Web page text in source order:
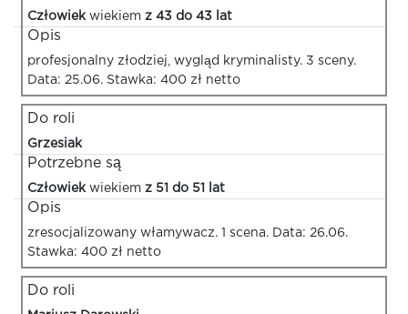
Człowiekwiekiem z 43 do 43 lat
Opis
profesjonalny złodziej, wygląd kryminalisty. 3 sceny.
Data: 25.06. Stawka: 400 zł netto
Do roli
Grzesiak
Potrzebne są
Człowiekwiekiem z 51 do 51 lat
Opis
zresocjalizowany włamywacz. 1 scena. Data: 26.06.
Stawka: 400 zł netto
Do roli